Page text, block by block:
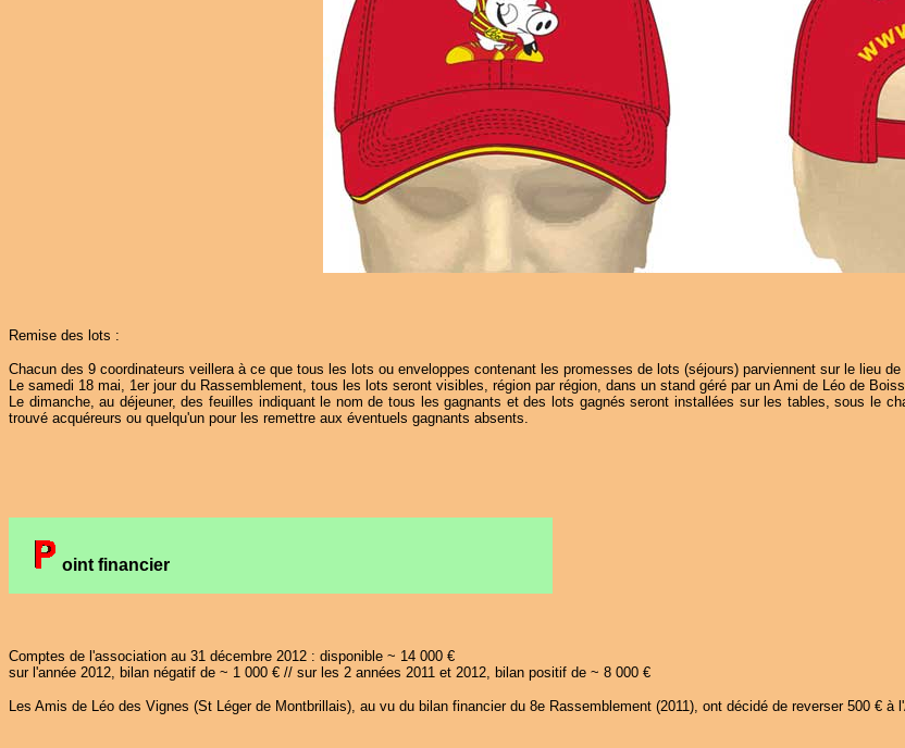
Remise des lots :
Chacun des 9 coordinateurs veillera à ce que tous les lots ou enveloppes contenant les promesses de lots (séjours) parviennent sur le lieu de
Le samedi 18 mai, 1er jour du Rassemblement, tous les lots seront visibles, région par région, dans un stand géré par un Ami de Léo de
Le dimanche, au déjeuner, des feuilles indiquant le nom de tous les gagnants et des lots gagnés seront installées sur les tables, sous le
trouvé acquéreurs ou quelqu'un pour les remettre aux éventuels gagnants absents.
oint financier
Comptes de l'association au 31 décembre 2012 : disponible ~ 14 000 €
sur l'année 2012, bilan négatif de ~ 1 000 € // sur les 2 années 2011 et 2012, bilan positif de ~ 8 000 €
Les Amis de Léo des Vignes (St Léger de Montbrillais), au vu du bilan financier du 8e Rassemblement (2011), ont décidé de reverser 500 €